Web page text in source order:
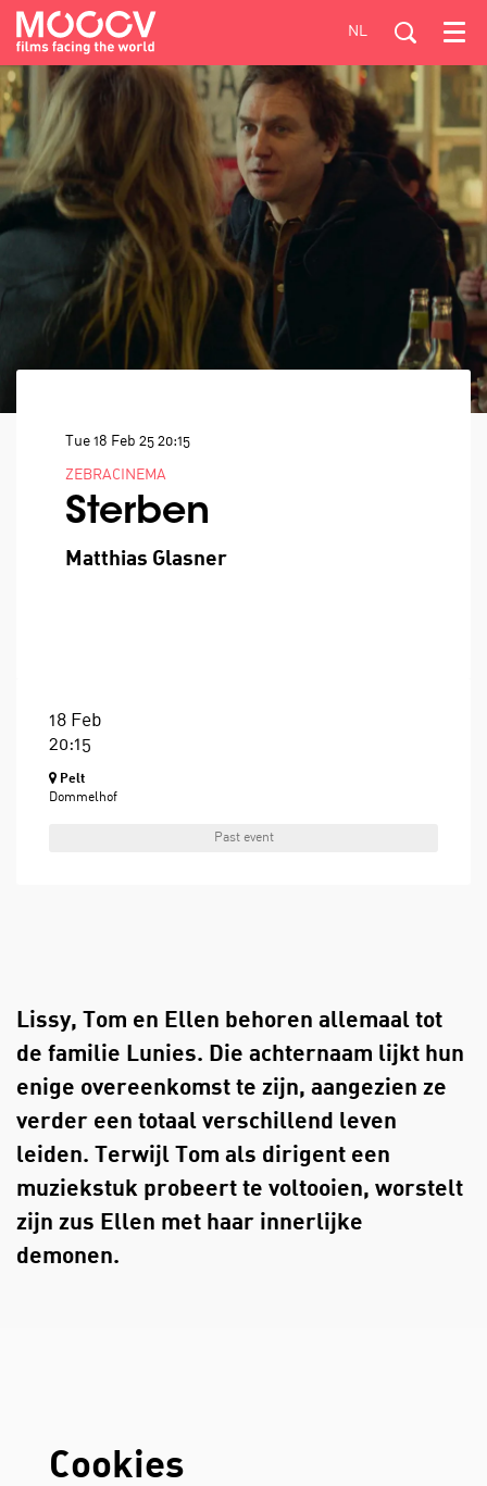
NL Menu
Sterben
Matthias Glasner
ZEBRACINEMA
Tue 18 Feb 25 20:15
18 Feb
20:15
Pelt
Dommelhof
Past event
Lissy, Tom en Ellen behoren allemaal tot
de familie Lunies. Die achternaam lijkt hun
enige overeenkomst te zijn, aangezien ze
verder een totaal verschillend leven
leiden. Terwijl Tom als dirigent een
muziekstuk probeert te voltooien, worstelt
zijn zus Ellen met haar innerlijke
demonen.
Cookies